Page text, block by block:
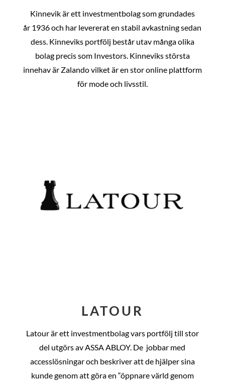
Kinnevik är ett investmentbolag som grundades
år 1936 och har levererat en stabil avkastning sedan
dess. Kinneviks portfölj består utav många olika
bolag precis som Investors. Kinneviks största
innehav är Zalando vilket är en stor online plattform
för mode och livsstil.
LATOUR
Latour är ett investmentbolag vars portfölj till stor
del utgörs av ASSA ABLOY. De jobbar med
accesslösningar och beskriver att de hjälper sina
kunde genom att göra en “öppnare värld genom